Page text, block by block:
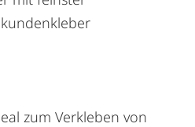
zum Verkleben von